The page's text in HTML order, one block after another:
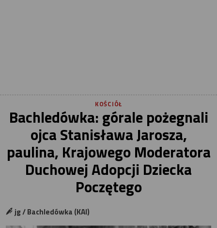
KOŚCIÓŁ
Bachledówka: górale pożegnali
ojca Stanisława Jarosza,
paulina, Krajowego Moderatora
Duchowej Adopcji Dziecka
Poczętego
jg / Bachledówka (KAI)